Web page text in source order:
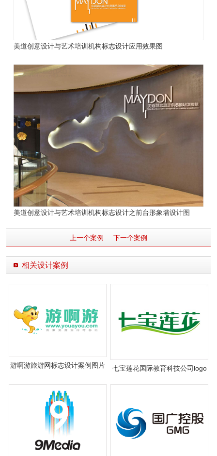
美道创意设计与艺术培训机构标志设计应用效果图
美道创意设计与艺术培训机构标志设计之前台形象墙设计图
上一个案例 下一个案例
相关设计案例
游啊游旅游网标志设计案例图片
七宝莲花国际教育科技公司logo